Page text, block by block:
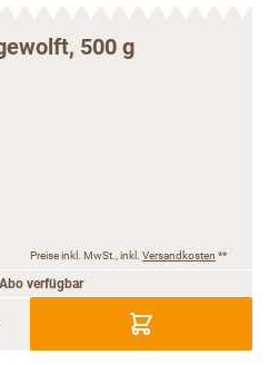
500 g
Preise inkl. MwSt., inkl. Versandkosten **
Abo verfügbar